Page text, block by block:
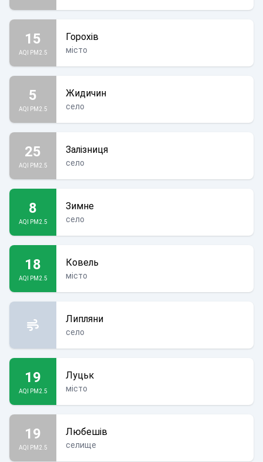
15
AQI PM2.5
Горохів
місто
5
AQI PM2.5
Жидичин
село
25
AQI PM2.5
Залізниця
село
8
AQI PM2.5
Зимне
село
18
AQI PM2.5
Ковель
місто
Липляни
село
19
AQI PM2.5
Луцьк
місто
19
AQI PM2.5
Любешів
селище